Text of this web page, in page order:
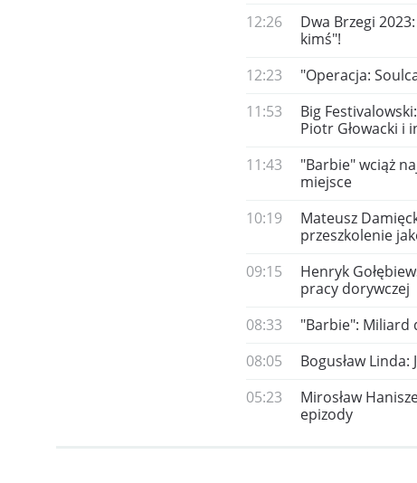
12:26
Dwa Brzegi
kimś"!
12:23
"Operacja:
11:53
Big
Piotr Głowacki i
11:43
"Barbie" wciąż
miejsce
10:19
Mateusz
przeszkolenie
09:15
Henryk
pracy dorywczej
08:33
"Barbie": Miliard
08:05
Bogusław
05:23
Mirosław
epizody